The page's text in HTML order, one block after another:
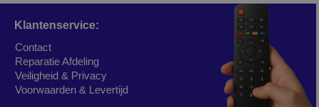
Klantenservice:
Contact
Reparatie Afdeling
Veiligheid & Privacy
Voorwaarden & Levertijd